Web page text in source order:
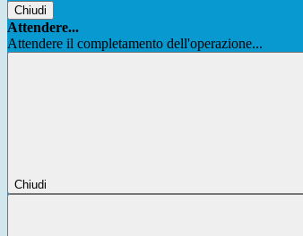
Chiudi
Attendere...
Attendere il completamento dell'operazione...
Chiudi